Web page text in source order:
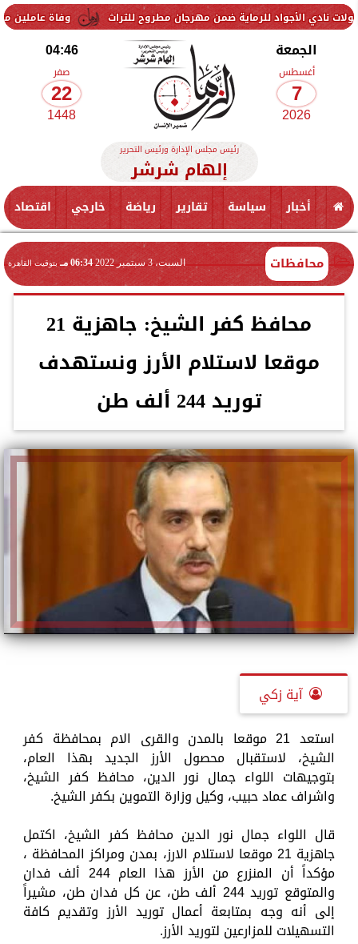
وفاة عاملين متأثرين للرماية ضمن مهرجان مطروح للتراث
الجمعة
أغسطس
7
2026
04:46
صفر
22
1448
رئيس مجلس الإدارة ورئيس التحرير
إلهام شرشر
أخبار سياسة تقارير رياضة خارجي اقتصاد
محافظات السبت، 3 سبتمبر 2022 06:34 مـ بتوقيت القاهرة
محافظ كفر الشيخ: جاهزية 21
موقعا لاستلام الأرز ونستهدف
توريد 244 ألف طن
آية زكي
استعد 21 موقعا بالمدن والقرى الام بمحافظة كفر
الشيخ، لاستقبال محصول الأرز الجديد بهذا العام،
بتوجيهات اللواء جمال نور الدين، محافظ كفر الشيخ،
واشراف عماد حبيب، وكيل وزارة التموين بكفر الشيخ.
قال اللواء جمال نور الدين محافظ كفر الشيخ، اكتمل
جاهزية 21 موقعا لاستلام الارز، بمدن ومراكز المحافظة ،
مؤكداً أن المنزرع من الأرز هذا العام 244 ألف فدان
والمتوقع توريد 244 ألف طن، عن كل فدان طن، مشيراً
إلى أنه وجه بمتابعة أعمال توريد الأرز وتقديم كافة
التسهيلات للمزارعين لتوريد الأرز.